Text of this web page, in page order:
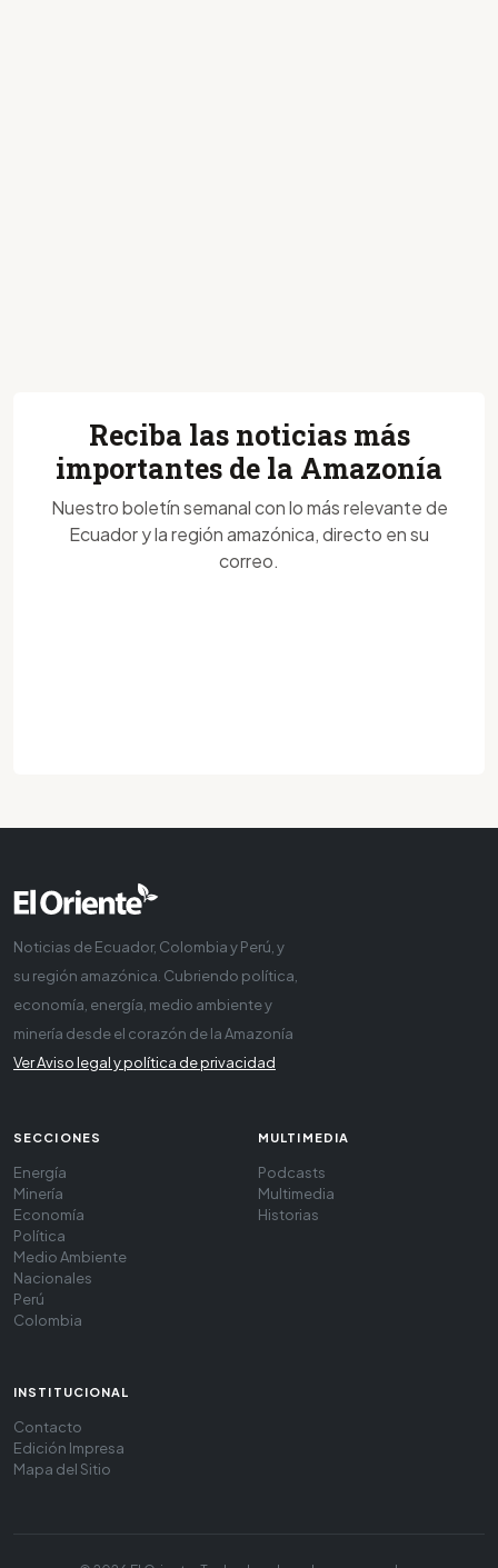
Reciba las noticias más
importantes de la Amazonía
Nuestro boletín semanal con lo más relevante de
Ecuador y la región amazónica, directo en su
correo.
Noticias de Ecuador, Colombia y Perú, y
su región amazónica. Cubriendo política,
economía, energía, medio ambiente y
minería desde el corazón de la Amazonía
Ver Aviso legal y política de privacidad
SECCIONES
Energía
Minería
Economía
Política
Medio Ambiente
Nacionales
Perú
Colombia
MULTIMEDIA
Podcasts
Multimedia
Historias
INSTITUCIONAL
Contacto
Edición Impresa
Mapa del Sitio